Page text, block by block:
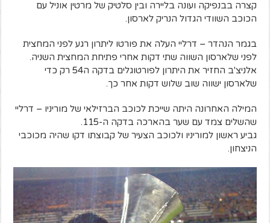
קצרה בבנפיקה ועונה בליירה ובין סלטיק של מרטין אוניל עם
הכוכב השוודי הגדול הנריק לארסון.
בגמר הנהדר – דרליי העלה את פורטו ליתרון רגע לפני המחצית
לפני שלארסון השווה שתי דקות אחרי פתיחת המחצית השניה.
אלניצ'ב החזיר את היתרון לפורטוגלים בדקה ה54 רק כדי
שלארסון ישווה שוב שלוש דקות אחר כך.
המילה האחרונה היתה שייכת לכוכב הברזילאי של מוריניו – דרליי
שהשלים צמד עם שער בהארכה בדקה ה-115.
גביע ראשון למוריניו ולכוכב הצעיר של קבוצתו דקו שהיה מכוכבי
הניצחון.